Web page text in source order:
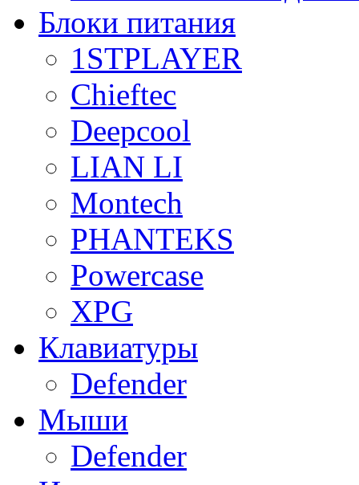
Блоки питания
1STPLAYER
Chieftec
Deepcool
LIAN LI
Montech
PHANTEKS
Powercase
XPG
Клавиатуры
Defender
Мыши
Defender